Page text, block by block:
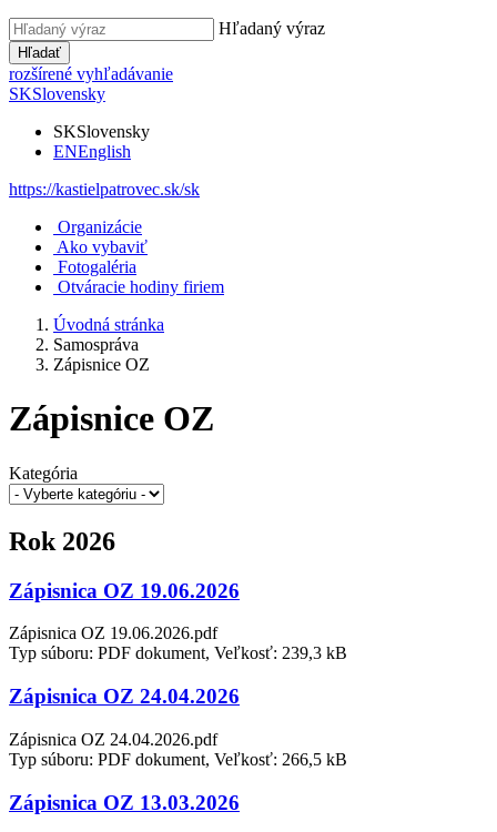
Hľadaný výraz
Hľadať
rozšírené vyhľadávanie
SKSlovensky
SKSlovensky
ENEnglish
https://kastielpatrovec.sk/sk
Organizácie
Ako vybaviť
Fotogaléria
Otváracie hodiny firiem
Úvodná stránka
Samospráva
Zápisnice OZ
Zápisnice OZ
Kategória
Rok 2026
Zápisnica OZ 19.06.2026
Zápisnica OZ 19.06.2026.pdf
Typ súboru: PDF dokument, Veľkosť: 239,3 kB
Zápisnica OZ 24.04.2026
Zápisnica OZ 24.04.2026.pdf
Typ súboru: PDF dokument, Veľkosť: 266,5 kB
Zápisnica OZ 13.03.2026